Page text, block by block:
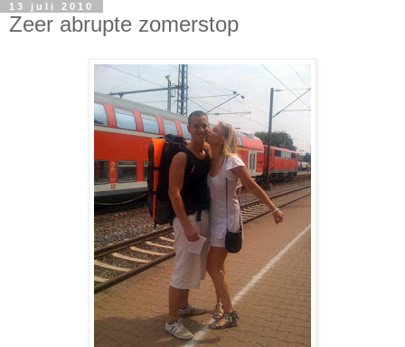
13 juli 2010
Zeer abrupte zomerstop